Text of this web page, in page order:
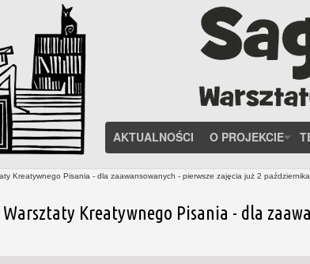
AKTUALNOŚCI O PROJEKCIE
Kreatywnego Pisania - dla zaawansowanych - pierwsze zajęcia już 2 października
Kreatywnego Pisania - dla